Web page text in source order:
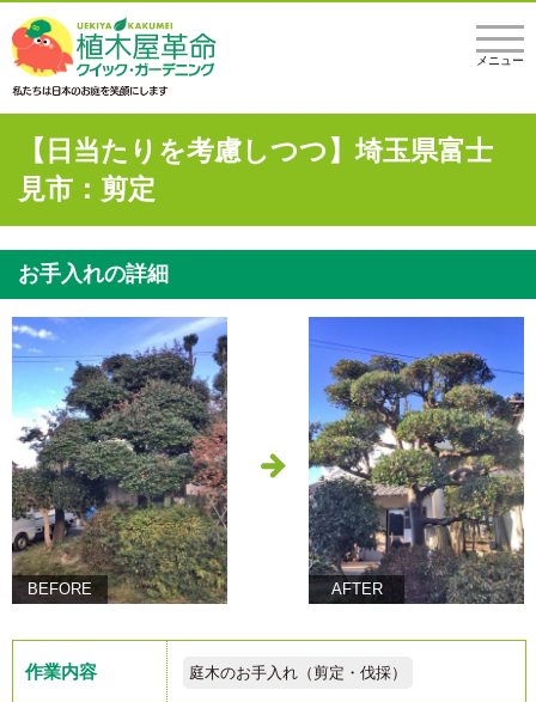
メニュー
【日当たりを考慮しつつ】埼玉県富士
見市：剪定
お手入れの詳細
BEFORE AFTER
作業内容 庭木のお手入れ（剪定・伐採）